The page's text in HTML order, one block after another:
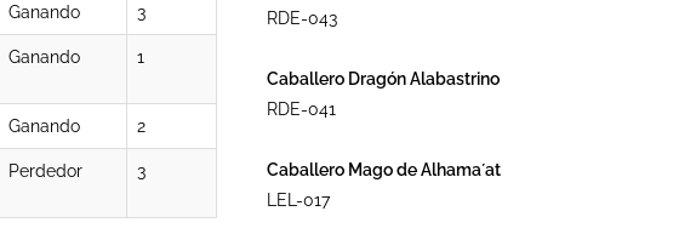
Ganando 3
Ganando 1
Ganando 2
Perdedor 3
RDE-043
Caballero Dragón Alabastrino
RDE-041
Caballero Mago de Alhama´at
LEL-017